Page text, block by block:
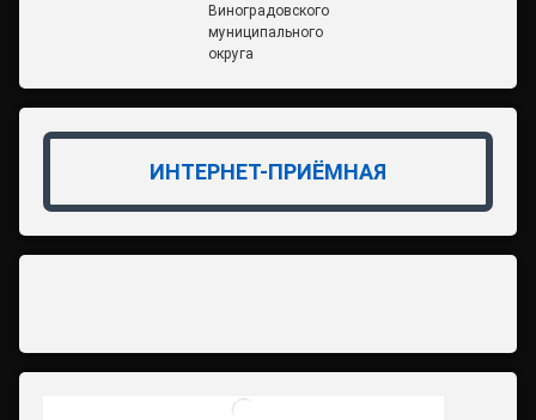
Виноградовского
муниципального
округа
ИНТЕРНЕТ-ПРИЁМНАЯ